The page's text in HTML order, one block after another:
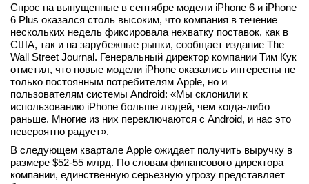
Спрос на выпущенные в сентябре модели iPhone 6 и iPhone
6 Plus оказался столь высоким, что компания в течение
нескольких недель фиксировала нехватку поставок, как в
США, так и на зарубежные рынки, сообщает издание The
Wall Street Journal. Генеральный директор компании Тим Кук
отметил, что новые модели iPhone оказались интересны не
только постоянным потребителям Apple, но и
пользователям системы Android: «Мы склонили к
использованию iPhone больше людей, чем когда-либо
раньше. Многие из них переключаются с Android, и нас это
невероятно радует».
В следующем квартале Apple ожидает получить выручку в
размере $52-55 млрд. По словам финансового директора
компании, единственную серьезную угрозу представляет